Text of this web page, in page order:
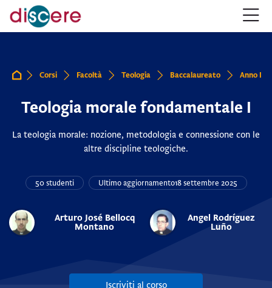
Salta alla navigazione
Salta al form login
Vai al contenuto principale
Salta alle opzioni accessibilità
Salta al footer
Salta opzioni accessibilità
Home Corsi Facoltà Teologia Baccalaureato Anno I
Teologia morale fondamentale I
La teologia morale: nozione, metodologia e connessione con le
altre discipline teologiche.
50 studenti Ultimo aggiornamento18 settembre 2025
Arturo José Bellocq
Montano
Angel Rodríguez
Luño
Iscriviti al corso